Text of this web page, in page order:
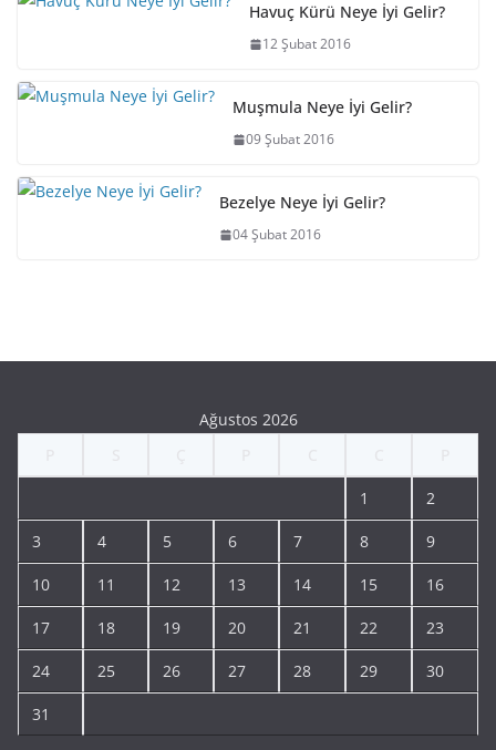
Havuç Kürü Neye İyi Gelir?
12 Şubat 2016
Muşmula Neye İyi Gelir?
09 Şubat 2016
Bezelye Neye İyi Gelir?
04 Şubat 2016
Ağustos 2026
1 2
3 4 5 6 7 8 9
10 11 12 13 14 15 16
17 18 19 20 21 22 23
24 25 26 27 28 29 30
31